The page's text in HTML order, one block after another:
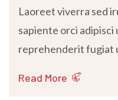
Laoreet viverra sed
sapiente orci
reprehenderit fugiat
Read More